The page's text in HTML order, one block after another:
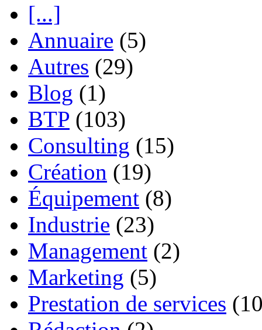
[...]
Annuaire (5)
Autres (29)
Blog (1)
BTP (103)
Consulting (15)
Création (19)
Équipement (8)
Industrie (23)
Management (2)
Marketing (5)
Prestation de services